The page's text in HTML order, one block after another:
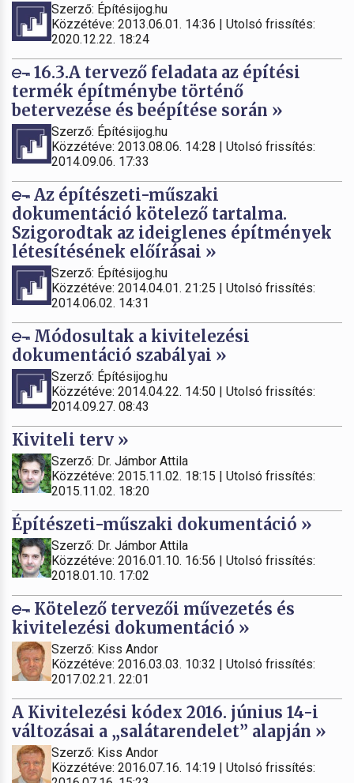
Szerző: Építésijog.hu
Közzétéve: 2013.06.01. 14:36 | Utolsó frissítés:
2020.12.22. 18:24
16.3.A tervező feladata az építési
termék építménybe történő
betervezése és beépítése során »
Szerző: Építésijog.hu
Közzétéve: 2013.08.06. 14:28 | Utolsó frissítés:
2014.09.06. 17:33
Az építészeti-műszaki
dokumentáció kötelező tartalma.
Szigorodtak az ideiglenes építmények
létesítésének előírásai »
Szerző: Építésijog.hu
Közzétéve: 2014.04.01. 21:25 | Utolsó frissítés:
2014.06.02. 14:31
Módosultak a kivitelezési
dokumentáció szabályai »
Szerző: Építésijog.hu
Közzétéve: 2014.04.22. 14:50 | Utolsó frissítés:
2014.09.27. 08:43
Kiviteli terv »
Szerző: Dr. Jámbor Attila
Közzétéve: 2015.11.02. 18:15 | Utolsó frissítés:
2015.11.02. 18:20
Építészeti-műszaki dokumentáció »
Szerző: Dr. Jámbor Attila
Közzétéve: 2016.01.10. 16:56 | Utolsó frissítés:
2018.01.10. 17:02
Kötelező tervezői művezetés és
kivitelezési dokumentáció »
Szerző: Kiss Andor
Közzétéve: 2016.03.03. 10:32 | Utolsó frissítés:
2017.02.21. 22:01
A Kivitelezési kódex 2016. június 14-i
változásai a „salátarendelet” alapján »
Szerző: Kiss Andor
Közzétéve: 2016.07.16. 14:19 | Utolsó frissítés: